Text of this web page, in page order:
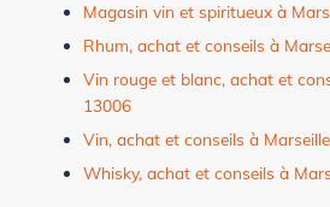
Magasin vin et spiritueux à
Rhum, achat et conseils à
Vin rouge et blanc, achat et
13006
Vin, achat et conseils à
Whisky, achat et conseils à